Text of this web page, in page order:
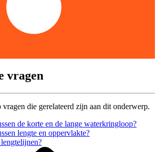
vragen
die gerelateerd zijn aan dit onderwerp.
de korte en de lange waterkringloop?
lengte en oppervlakte?